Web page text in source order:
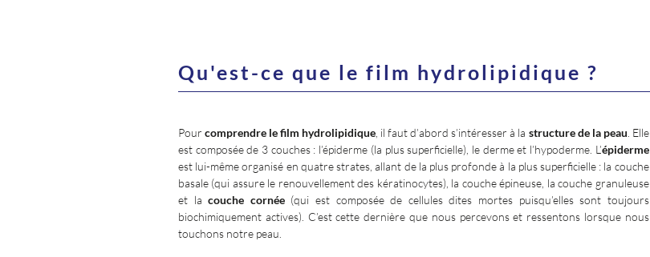
Qu'est-ce que le film hydrolipidique ?
Pourcomprendre le film hydrolipidique , il faut d’abord s’intéresser à la structure de la peau . Elle
est composée de 3 couches : l’épiderme (la plus superficielle), le derme et l’hypoderme. L’épiderme
est lui-même organisé en quatre strates, allant de la plus profonde à la plus superficielle : la couche
basale (qui assure le renouvellement des kératinocytes), la couche épineuse, la couche granuleuse
et lacouche cornée(qui est composée de cellules dites mortes puisqu’elles sont toujours
biochimiquement actives). C’est cette dernière que nous percevons et ressentons lorsque nous
touchons notre peau.